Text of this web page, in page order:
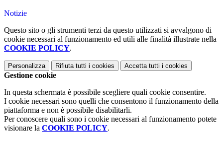
Notizie
Questo sito o gli strumenti terzi da questo utilizzati si avvalgono di
cookie necessari al funzionamento ed utili alle finalità illustrate nella
COOKIE POLICY.
Personalizza Rifiuta tutti i cookies Accetta tutti i cookies
Gestione cookie
In questa schermata è possibile scegliere quali cookie consentire.
I cookie necessari sono quelli che consentono il funzionamento della
piattaforma e non è possibile disabilitarli.
Per conoscere quali sono i cookie necessari al funzionamento potete
visionare la COOKIE POLICY.